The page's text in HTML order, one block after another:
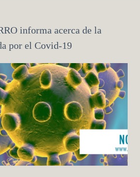
informa acerca de la
por el Covid-19